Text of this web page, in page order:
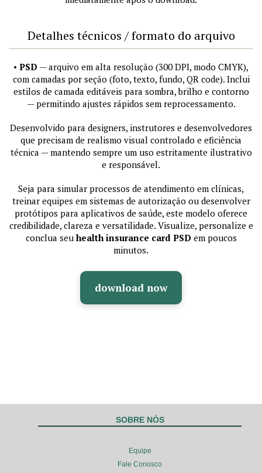
Detalhes técnicos / formato do arquivo
• PSD — arquivo em alta resolução (300 DPI, modo CMYK),
com camadas por seção (foto, texto, fundo, QR code). Inclui
estilos de camada editáveis para sombra, brilho e contorno
— permitindo ajustes rápidos sem reprocessamento.
Desenvolvido para designers, instrutores e desenvolvedores
que precisam de realismo visual controlado e eficiência
técnica — mantendo sempre um uso estritamente ilustrativo
e responsável.
Seja para simular processos de atendimento em clínicas,
treinar equipes em sistemas de autorização ou desenvolver
protótipos para aplicativos de saúde, este modelo oferece
credibilidade, clareza e versatilidade. Visualize, personalize e
conclua seu health insurance card PSD em poucos
minutos.
download now
SOBRE NÓS
Equipe
Fale Conosco